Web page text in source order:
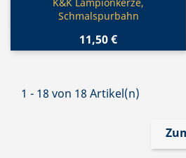

Schmalspurbahn
11,50 €
1 - 18 von 18 Artikel(n)